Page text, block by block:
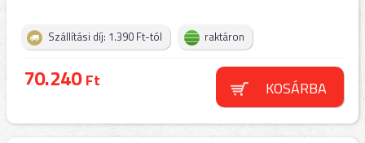
Szállítási díj: 1.390 Ft-tól raktáron
70.240Ft KOSÁRBA